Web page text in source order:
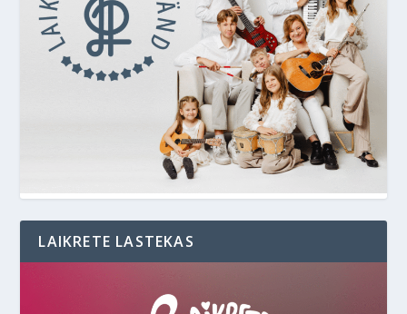
LAIKRETE LASTEKAS